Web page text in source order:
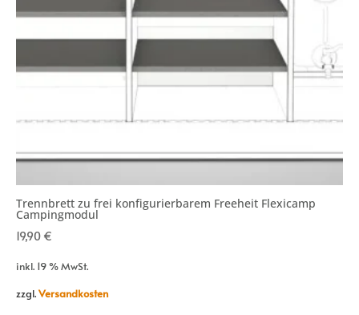
Trennbrett zu frei konfigurierbarem Freeheit Flexicamp
Campingmodul
19,90 €
inkl. 19 % MwSt.
zzgl.Versandkosten